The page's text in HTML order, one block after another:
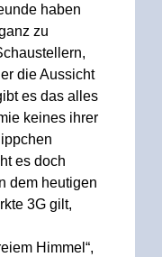
haben
zu
die Aussicht
es das alles
keines ihrer
es doch
dem heutigen
3G gilt,
Himmel“,